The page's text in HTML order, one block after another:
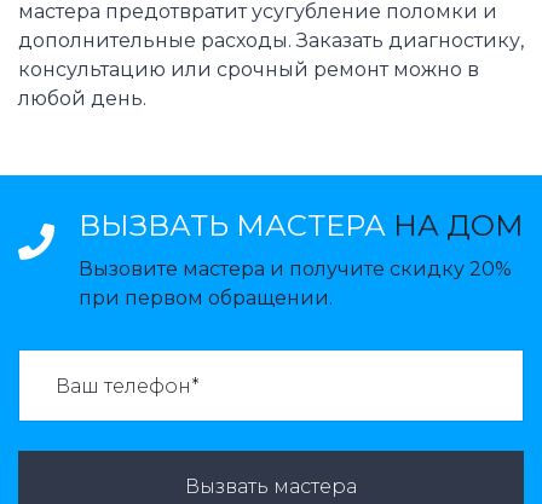
мастера предотвратит усугубление поломки и
дополнительные расходы. Заказать диагностику,
консультацию или срочный ремонт можно в
любой день.
ВЫЗВАТЬ МАСТЕРА НА ДОМ
Вызовите мастера и получите скидку 20%
при первом обращении.
Вызвать мастера